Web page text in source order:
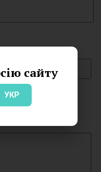
сайту
УКР